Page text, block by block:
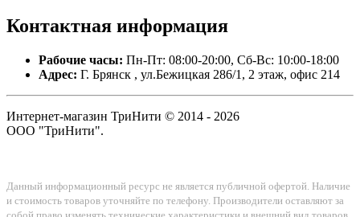
Контактная информация
Рабочие часы: Пн-Пт: 08:00-20:00, Сб-Вс: 10:00-18:00
Адрес: Г. Брянск , ул.Бежицкая 286/1, 2 этаж, офис 214
Интернет-магазин ТриНити © 2014 - 2026
ООО "ТриНити".
Данный информационный ресурс не является публичной офертой. Наличие
и стоимость товаров уточняйте по телефону. Производители оставляют за